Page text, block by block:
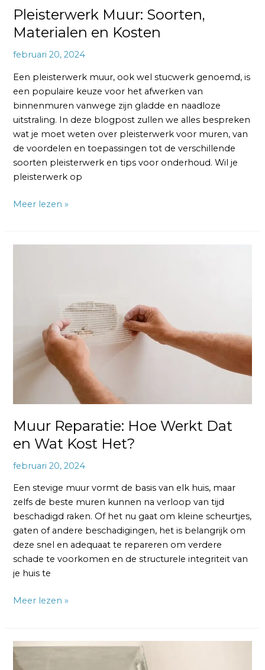
Pleisterwerk Muur: Soorten,
Materialen en Kosten
februari 20, 2024
Een pleisterwerk muur, ook wel stucwerk genoemd, is
een populaire keuze voor het afwerken van
binnenmuren vanwege zijn gladde en naadloze
uitstraling. In deze blogpost zullen we alles bespreken
wat je moet weten over pleisterwerk voor muren, van
de voordelen en toepassingen tot de verschillende
soorten pleisterwerk en tips voor onderhoud. Wil je
pleisterwerk op
Meer lezen »
Muur Reparatie: Hoe Werkt Dat
en Wat Kost Het?
februari 20, 2024
Een stevige muur vormt de basis van elk huis, maar
zelfs de beste muren kunnen na verloop van tijd
beschadigd raken. Of het nu gaat om kleine scheurtjes,
gaten of andere beschadigingen, het is belangrijk om
deze snel en adequaat te repareren om verdere
schade te voorkomen en de structurele integriteit van
je huis te
Meer lezen »
Scheuren
in